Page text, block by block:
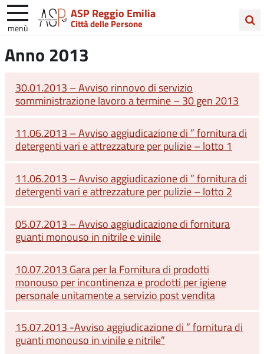
ASP Reggio Emilia
Città delle Persone
menù
nel
Anno 2013
30.01.2013 – Avviso rinnovo di servizio
somministrazione lavoro a termine – 30 gen 2013
11.06.2013 – Avviso aggiudicazione di ” fornitura di
detergenti vari e attrezzature per pulizie – lotto 1
11.06.2013 – Avviso aggiudicazione di ” fornitura di
detergenti vari e attrezzature per pulizie – lotto 2
05.07.2013 – Avviso aggiudicazione di fornitura
guanti monouso in nitrile e vinile
10.07.2013 Gara per la Fornitura di prodotti
monouso per incontinenza e prodotti per igiene
personale unitamente a servizio post vendita
15.07.2013 -Avviso aggiudicazione di ” fornitura di
guanti monouso in vinile e nitrile”